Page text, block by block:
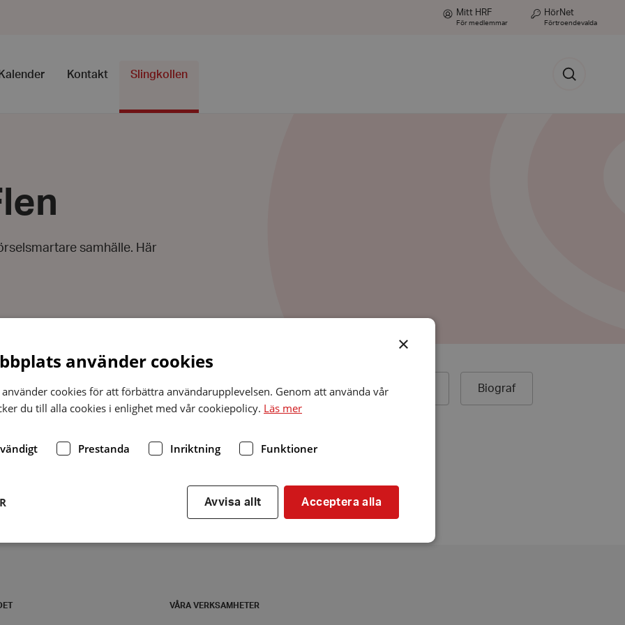
Mitt HRF
För medlemmar
HörNet
Förtroendevalda
Kalender Kontakt Slingkollen
Sök
samhälle. Här
Folkets hus/ medborgarhus/bygdegård Bibliotek Äldreboende Biograf
VÅRA VERKSAMHETER
×
använder cookies
cookies för att förbättra användarupplevelsen. Genom att använda vår
du till alla cookies i enlighet med vår cookiepolicy. Läs mer
Prestanda Inriktning Funktioner
Acceptera alla
Avvisa allt
tillåter kärnwebbplatsfunktioner som användarinloggning och kontohantering. Webbplatsen kan inte
strikt nödvändiga cookies.